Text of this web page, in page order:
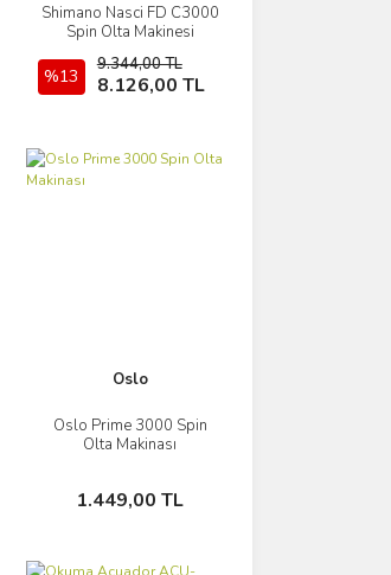
Shimano Nasci FD C3000
Spin Olta Makinesi
%13
9.344,00 TL
8.126,00 TL
İncele
Sepete Ekle
Oslo
Oslo Prime 3000 Spin
Olta Makinası
1.449,00 TL
İncele
Sepete Ekle